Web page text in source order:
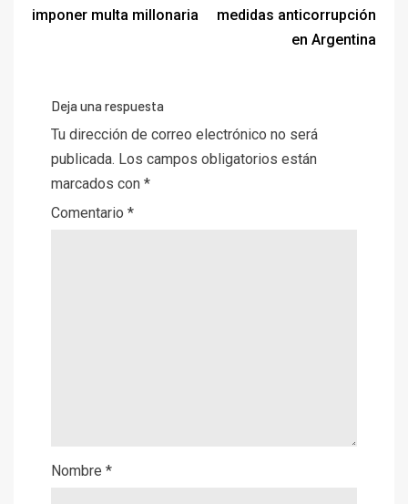
imponer multa millonaria
medidas anticorrupción
en Argentina
Deja una respuesta
Tu dirección de correo electrónico no será
publicada. Los campos obligatorios están
marcados con *
Comentario *
Nombre *